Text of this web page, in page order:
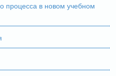
процесса в новом учебном